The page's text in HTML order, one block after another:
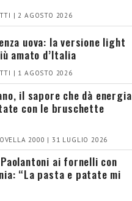
| 2 AGOSTO 2026
uova: la versione light
amato d’Italia
| 1 AGOSTO 2026
il sapore che dà energia
con le bruschette
2000 | 31 LUGLIO 2026
ai fornelli con
“La pasta e patate mi